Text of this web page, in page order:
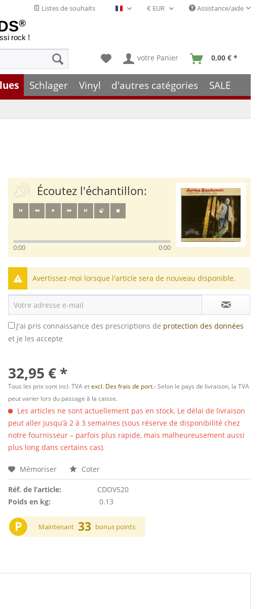
Listes de souhaits Français- FR Assistance/aide
®
rock !
votre Panier 0,00 € *
Schlager Vinyl d'autres catégories SALE
Écoutez l'échantillon:
0:00 0:00
Avertissez-moi lorsque l'article sera de nouveau disponible.
J'ai pris connaissance des prescriptions de protection des données
et je les accepte
32,95 € *
Tous les prix sont incl. TVA etexcl. Des frais de port.- Selon le pays de livraison, la TVA
peut varier lors du passage à la caisse.
Les articles ne sont actuellement pas en stock. Le délai de livraison
peut aller jusqu’à 2 à 3 semaines (sous réserve de disponibilité chez
notre fournisseur – parfois plus rapide, mais malheureusement aussi
plus long dans certains cas).
Mémoriser Coter
Réf. de l’article:
CDOV520
Poids en kg:
0.13
P Maintenant 33 bonus points